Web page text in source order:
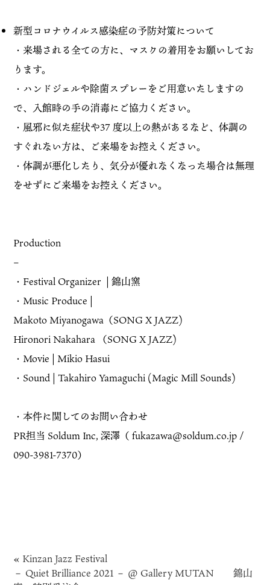
新型コロナウイルス感染症の予防対策について
・来場される全ての方に、マスクの着用をお願いしてお
ります。
・ハンドジェルや除菌スプレーをご用意いたしますの
で、入館時の手の消毒にご協力ください。
・風邪に似た症状や37 度以上の熱があるなど、体調の
すぐれない方は、ご来場をお控えください。
・体調が悪化したり、気分が優れなくなった場合は無理
をせずにご来場をお控えください。
Production
–
・Festival Organizer | 錦山窯
・Music Produce |
Makoto Miyanogawa（SONG X JAZZ)
Hironori Nakahara （SONG X JAZZ)
・Movie | Mikio Hasui
・Sound | Takahiro Yamaguchi (Magic Mill Sounds)
・本件に関してのお問い合わせ
PR担当 Soldum Inc, 深澤（ fukazawa@soldum.co.jp /
090-3981-7370）
« Kinzan Jazz Festival
－ Quiet Brilliance 2021 － @ Gallery MUTAN
錦山